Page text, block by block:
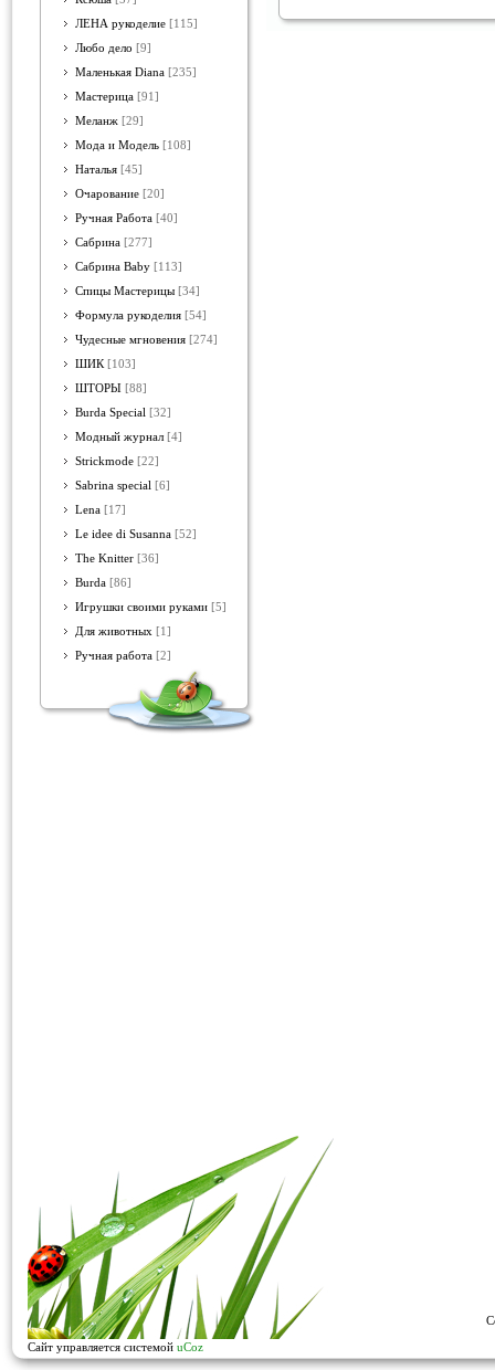
ЛЕНА рукоделие [115]
Любо дело [9]
Маленькая Diana [235]
Мастерица [91]
Меланж [29]
Мода и Модель [108]
Наталья [45]
Очарование [20]
Ручная Работа [40]
Сабрина [277]
Сабрина Baby [113]
Спицы Мастерицы [34]
Формула рукоделия [54]
Чудесные мгновения [274]
ШИК [103]
ШТОРЫ [88]
Burda Special [32]
Модный журнал [4]
Strickmode [22]
Sabrina special [6]
Lena [17]
Le idee di Susanna [52]
The Knitter [36]
Burda [86]
Игрушки своими руками [5]
Для животных [1]
Ручная работа [2]
Сайт управляется системой uCoz